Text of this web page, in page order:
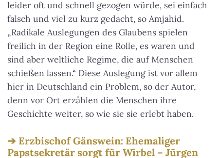
leider oft und schnell gezogen würde, sei einfach
falsch und viel zu kurz gedacht, so Amjahid.
„Radikale Auslegungen des Glaubens spielen
freilich in der Region eine Rolle, es waren und
sind aber weltliche Regime, die auf Menschen
schießen lassen.“ Diese Auslegung ist vor allem
hier in Deutschland ein Problem, so der Autor,
denn vor Ort erzählen die Menschen ihre
Geschichte weiter, so wie sie sie erlebt haben.
Erzbischof Gänswein: Ehemaliger
Papstsekretär sorgt für Wirbel – Jürgen